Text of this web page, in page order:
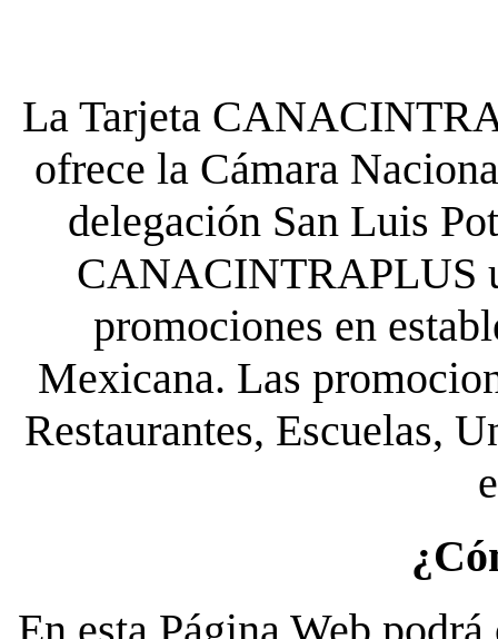
La Tarjeta
ofrece la Cámara
delegación San Luis
CANACINTRAPLUS
promociones en
Mexicana. Las
Restaurantes, Escuelas,